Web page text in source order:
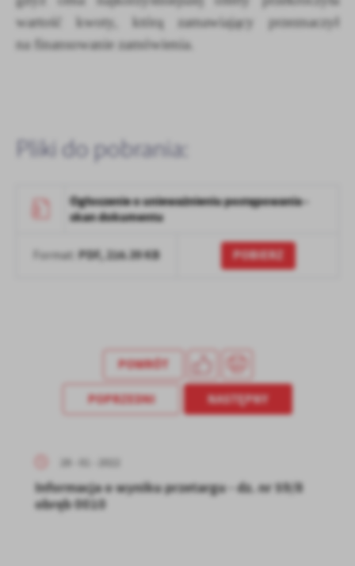
wartość kwoty, którą zamawiający przeznaczył
na finansowanie zamówienia.
Pliki do pobrania:
Ogłoszenie o unieważnieniu postępowania -
skan dokumentu
Format: PDF, 216.39 KB POBIERZ
POWRÓT
POPRZEDNI NASTĘPNY
28 - 01 - 2022
Informacja o wyniku przetargu - dz. nr 59/8
obręb 0010